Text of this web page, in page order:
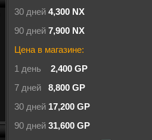
30 дней 4,300 NX
90 дней 7,900 NX
Цена в магазине:
1 день
2,400 GP
7 дней 8,800 GP
30 дней 17,200 GP
90 дней 31,600 GP